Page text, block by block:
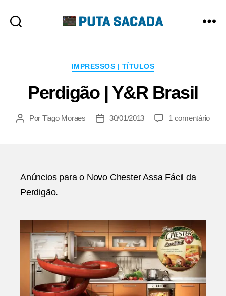
Categorias
IMPRESSOS | TÍTULOS
Perdigão | Y&R Brasil
Autor
Por Tiago Moraes
Data30/01/2013 1 comentárioem
Anúncios para o Novo Chester Assa Fácil da
Perdigão.